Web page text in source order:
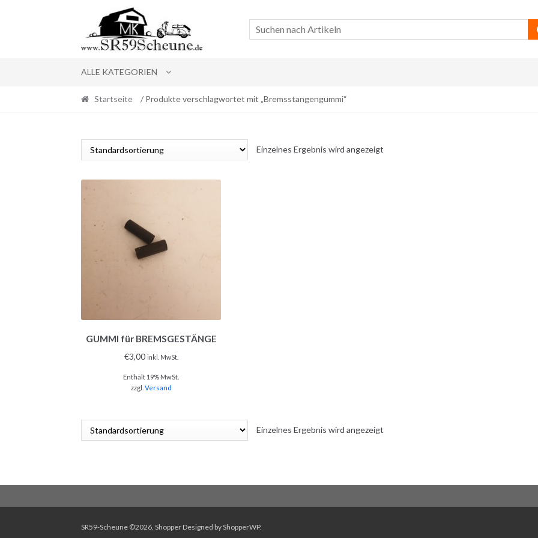
navigation
content
ALLE KATEGORIEN
Startseite / Produkte verschlagwortet mit „Bremsstangengummi“
Einzelnes Ergebnis wird angezeigt
GUMMI für BREMSGESTÄNGE
€3,00 inkl. MwSt.
Enthält 19% MwSt.
zzgl. Versand
Einzelnes Ergebnis wird angezeigt
SR59-Scheune ©2026. ShopperDesigned byShopperWP.